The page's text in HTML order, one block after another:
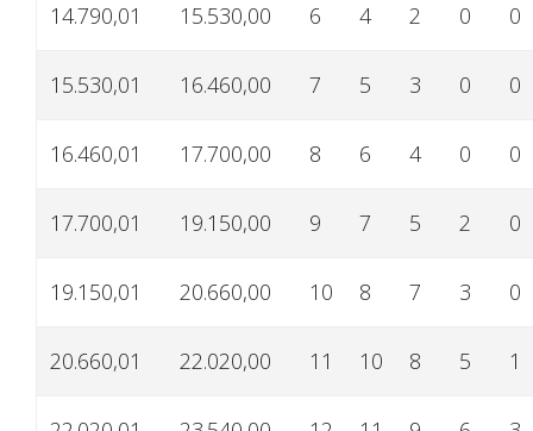
14.790,01 15.530,00 6 4 2 0 0
15.530,01 16.460,00 7 5 3 0 0
16.460,01 17.700,00 8 6 4 0 0
17.700,01 19.150,00 9 7 5 2 0
19.150,01 20.660,00 10 8 7 3 0
20.660,01 22.020,00 11 10 8 5 1